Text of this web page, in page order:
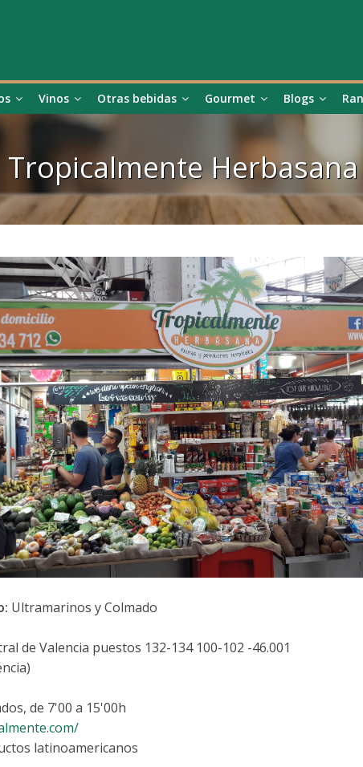
Vinos Otras bebidas Gourmet Blogs
Tropicalmente Herbasana
Ultramarinos y Colmado
de Valencia puestos 132-134 100-102 -46.001
de 7'00 a 15'00h
latinoamericanos